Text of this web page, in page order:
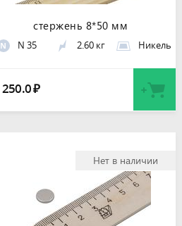
стержень 8*50 мм
N N 35 2.60 кг Никель
250.0₽
Нет в наличии